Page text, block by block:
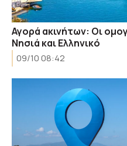
Αγορά ακινήτων: Οι
Νησιά και Ελληνικό
09/10 08:42